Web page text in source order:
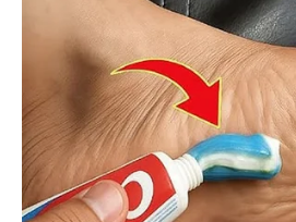
Upute za pripremu: